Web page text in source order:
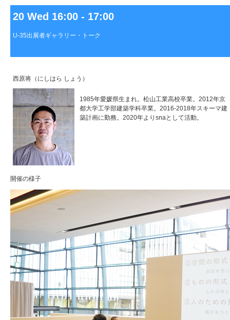
20 Wed 16:00 - 17:00
U-35出展者ギャラリー・トーク
西原将（にしはら しょう）
1985年愛媛県生まれ。松山工業高校卒業。2012年京
都大学工学部建築学科卒業。2016-2018年スキーマ建
築計画に勤務。2020年よりsnaとして活動。
開催の様子